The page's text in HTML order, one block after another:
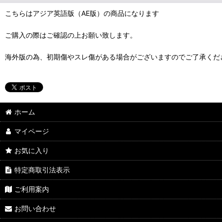
こちらはアジア英語版（AE版）の商品になります
ご購入の際はご確認の上お願い致します。
海外版の為、初期傷やスレ傷がある場合がございますのでご了承くだ
ホーム
マイページ
お気に入り
特定商取引法表示
ご利用案内
お問い合わせ